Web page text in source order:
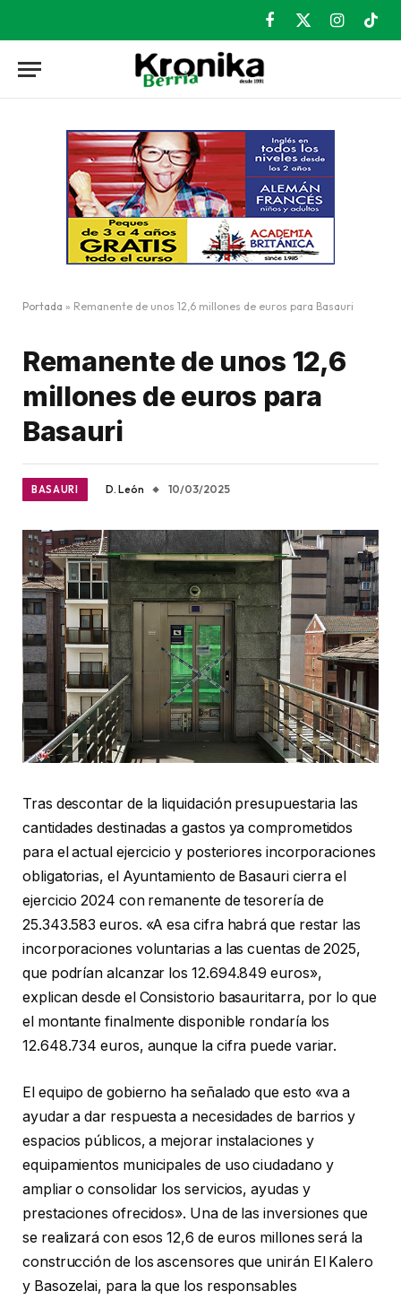
Facebook
X
Instagram
Portada » Remanente de unos 12,6 millones de euros para Basauri
Remanente de unos 12,6
millones de euros para
Basauri
BASAURI D. León 10/03/2025
Tras descontar de la liquidación presupuestaria las
cantidades destinadas a gastos ya comprometidos
para el actual ejercicio y posteriores incorporaciones
obligatorias, el Ayuntamiento de Basauri cierra el
ejercicio 2024 con remanente de tesorería de
25.343.583 euros. «A esa cifra habrá que restar las
incorporaciones voluntarias a las cuentas de 2025,
que podrían alcanzar los 12.694.849 euros»,
explican desde el Consistorio basauritarra, por lo que
el montante finalmente disponible rondaría los
12.648.734 euros, aunque la cifra puede variar.
El equipo de gobierno ha señalado que esto «va a
ayudar a dar respuesta a necesidades de barrios y
espacios públicos, a mejorar instalaciones y
equipamientos municipales de uso ciudadano y
ampliar o consolidar los servicios, ayudas y
prestaciones ofrecidos». Una de las inversiones que
se realizará con esos 12,6 de euros millones será la
construcción de los ascensores que unirán El Kalero
y Basozelai, para la que los responsables